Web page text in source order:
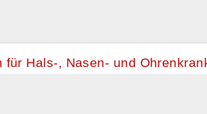
Hals-, Nasen- und